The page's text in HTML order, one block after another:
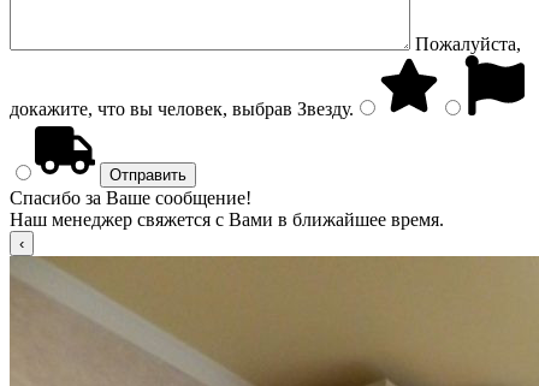
Пожалуйста,
докажите, что вы человек, выбрав Звезду.
Спасибо за Ваше сообщение!
Наш менеджер свяжется с Вами в ближайшее время.